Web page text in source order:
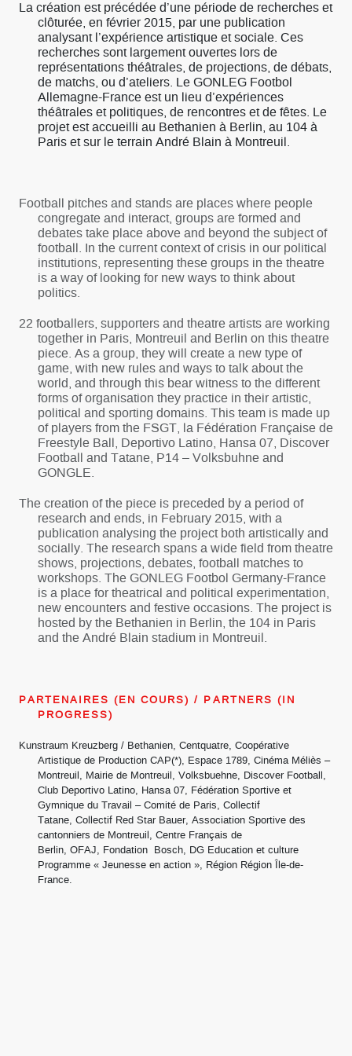
La création est précédée d’une période de recherches et
clôturée, en février 2015, par une publication
analysant l’expérience artistique et sociale. Ces
recherches sont largement ouvertes lors de
représentations théâtrales, de projections, de débats,
de matchs, ou d’ateliers. Le GONLEG Footbol
Allemagne-France est un lieu d’expériences
théâtrales et politiques, de rencontres et de fêtes. Le
projet est accueilli au Bethanien à Berlin, au 104 à
Paris et sur le terrain André Blain à Montreuil.
Football pitches and stands are places where people
congregate and interact, groups are formed and
debates take place above and beyond the subject of
football. In the current context of crisis in our political
institutions, representing these groups in the theatre
is a way of looking for new ways to think about
politics.
22 footballers, supporters and theatre artists are working
together in Paris, Montreuil and Berlin on this theatre
piece. As a group, they will create a new type of
game, with new rules and ways to talk about the
world, and through this bear witness to the different
forms of organisation they practice in their artistic,
political and sporting domains. This team is made up
of players from the FSGT, la Fédération Française de
Freestyle Ball, Deportivo Latino, Hansa 07, Discover
Football and Tatane, P14 – Volksbuhne and
GONGLE.
The creation of the piece is preceded by a period of
research and ends, in February 2015, with a
publication analysing the project both artistically and
socially. The research spans a wide field from theatre
shows, projections, debates, football matches to
workshops. The GONLEG Footbol Germany-France
is a place for theatrical and political experimentation,
new encounters and festive occasions. The project is
hosted by the Bethanien in Berlin, the 104 in Paris
and the André Blain stadium in Montreuil.
PARTENAIRES (EN COURS) / PARTNERS (IN
PROGRESS)
Kunstraum Kreuzberg / Bethanien, Centquatre, Coopérative
Artistique de Production CAP(*), Espace 1789, Cinéma Méliès –
Montreuil, Mairie de Montreuil, Volksbuehne, Discover Football,
Club Deportivo Latino, Hansa 07, Fédération Sportive et
Gymnique du Travail – Comité de Paris, Collectif
Tatane, Collectif Red Star Bauer, Association Sportive des
cantonniers de Montreuil, Centre Français de
Berlin, OFAJ, Fondation Bosch, DG Education et culture
Programme « Jeunesse en action », Région Région Île-de-
France.